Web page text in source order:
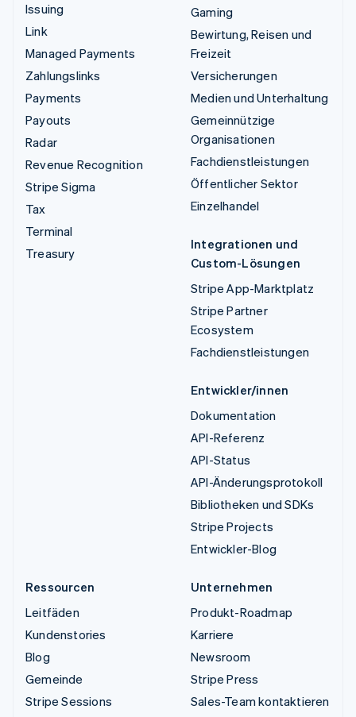
Issuing
Link
Managed Payments
Zahlungslinks
Payments
Payouts
Radar
Revenue Recognition
Stripe Sigma
Tax
Terminal
Treasury
Gaming
Bewirtung, Reisen und
Freizeit
Versicherungen
Medien und Unterhaltung
Gemeinnützige
Organisationen
Fachdienstleistungen
Öffentlicher Sektor
Einzelhandel
Integrationen und
Custom-Lösungen
Stripe App-Marktplatz
Stripe Partner
Ecosystem
Fachdienstleistungen
Entwickler/innen
Dokumentation
API-Referenz
API-Status
API-Änderungsprotokoll
Bibliotheken und SDKs
Stripe Projects
Entwickler-Blog
Ressourcen
Leitfäden
Kundenstories
Blog
Gemeinde
Stripe Sessions
Unternehmen
Produkt-Roadmap
Karriere
Newsroom
Stripe Press
Sales-Team kontaktieren